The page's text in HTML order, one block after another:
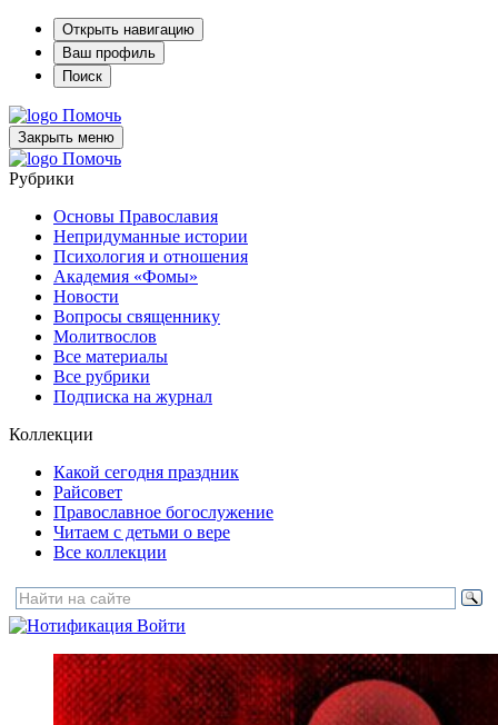
Открыть навигацию
Ваш профиль
Поиск
Помочь
Закрыть меню
Помочь
Рубрики
Основы Православия
Непридуманные истории
Психология и отношения
Академия «Фомы»
Новости
Вопросы священнику
Молитвослов
Все материалы
Все рубрики
Подписка на журнал
Коллекции
Какой сегодня праздник
Райсовет
Православное богослужение
Читаем с детьми о вере
Все коллекции
Войти